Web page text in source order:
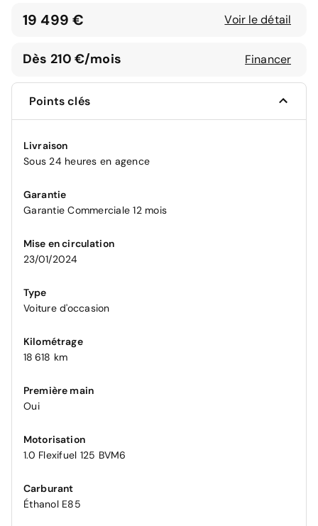
19 499 € Voir le détail
Dès 210 €/mois Financer
Points clés
Livraison
Sous 24 heures en agence
Garantie
Garantie Commerciale 12 mois
Mise en circulation
23/01/2024
Type
Voiture d'occasion
Kilométrage
18 618 km
Première main
Oui
Motorisation
1.0 Flexifuel 125 BVM6
Carburant
Éthanol E85